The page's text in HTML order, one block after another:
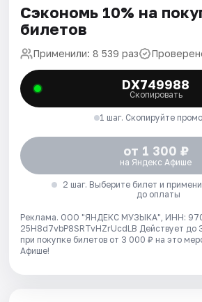
Сэкономь 10% на
билетов
Применили: 8 539 раз
DX749988
Скопировать
1 шаг. Скопируйте
от 1 300 ₽
на Яндекс Афише
2 шаг. Выберите билет и
до оплаты
Реклама. ООО "ЯНДЕКС МУЗЫКА", ИНН:
25H8d7vbP8SRTvHZrUcdLB Действует до
при покупке билетов от 3 000 ₽ на это
Афише!